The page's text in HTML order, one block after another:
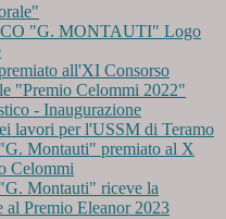
"G. MONTAUTI" Logo
all'XI Consorso
"Premio Celommi 2022"
- Inaugurazione
lavori per l'USSM di Teramo
Montauti" premiato al X
Celommi
Montauti" riceve la
al Premio Eleanor 2023